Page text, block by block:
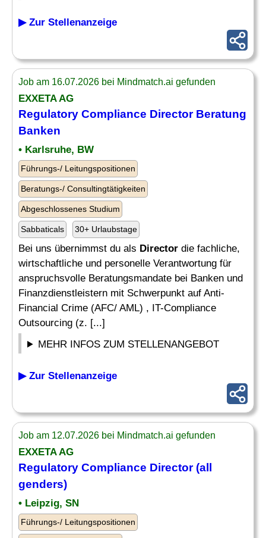
▶ Zur Stellenanzeige
Job am 16.07.2026 bei Mindmatch.ai gefunden
EXXETA AG
Regulatory Compliance DirectorBeratung
Banken
• Karlsruhe, BW
Führungs-/ Leitungspositionen
Beratungs-/ Consultingtätigkeiten
Abgeschlossenes Studium
Sabbaticals 30+ Urlaubstage
Bei uns übernimmst du als Director die fachliche,
wirtschaftliche und personelle Verantwortung für
anspruchsvolle Beratungsmandate bei Banken und
Finanzdienstleistern mit Schwerpunkt auf Anti-
Financial Crime (AFC/ AML) , IT-Compliance
Outsourcing (z. [...]
MEHR INFOS ZUM STELLENANGEBOT
▶ Zur Stellenanzeige
Job am 12.07.2026 bei Mindmatch.ai gefunden
EXXETA AG
Regulatory Compliance Director(all
genders)
• Leipzig, SN
Führungs-/ Leitungspositionen